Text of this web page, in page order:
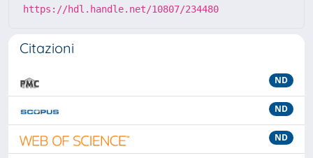
https://hdl.handle.net/10807/234480
Citazioni
ND
ND
ND